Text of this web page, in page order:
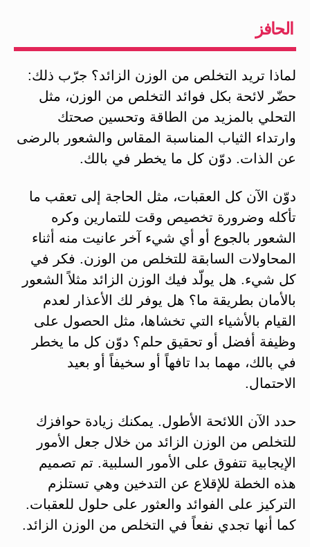
الحافز
لماذا تريد التخلص من الوزن الزائد؟ جرّب ذلك:
حضّر لائحة بكل فوائد التخلص من الوزن، مثل
التحلي بالمزيد من الطاقة وتحسين صحتك
وارتداء الثياب المناسبة المقاس والشعور بالرضى
عن الذات. دوّن كل ما يخطر في بالك.
دوّن الآن كل العقبات، مثل الحاجة إلى تعقب ما
تأكله وضرورة تخصيص وقت للتمارين وكره
الشعور بالجوع أو أي شيء آخر عانيت منه أثناء
المحاولات السابقة للتخلص من الوزن. فكر في
كل شيء. هل يولّد فيك الوزن الزائد مثلاً الشعور
بالأمان بطريقة ما؟ هل يوفر لك الأعذار لعدم
القيام بالأشياء التي تخشاها، مثل الحصول على
وظيفة أفضل أو تحقيق حلم؟ دوّن كل ما يخطر
في بالك، مهما بدا تافهاً أو سخيفاً أو بعيد
الاحتمال.
حدد الآن اللائحة الأطول. يمكنك زيادة حوافزك
للتخلص من الوزن الزائد من خلال جعل الأمور
الإيجابية تتفوق على الأمور السلبية. تم تصميم
هذه الخطة للإقلاع عن التدخين وهي تستلزم
التركيز على الفوائد والعثور على حلول للعقبات.
كما أنها تجدي نفعاً في التخلص من الوزن الزائد.